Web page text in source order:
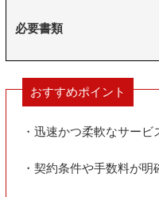
必要書類
おすすめポイント
・迅速かつ柔軟なサービ
・契約条件や手数料が明